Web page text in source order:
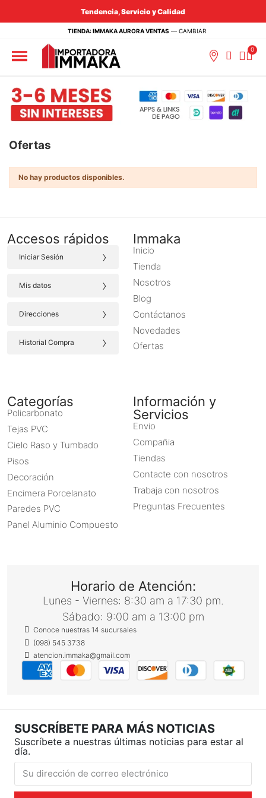
Tendencia, Servicio y Calidad
TIENDA: IMMAKA AURORA VENTAS — CAMBIAR
Ofertas
No hay productos disponibles.
Accesos rápidos
Iniciar Sesión ›
Mis datos ›
Direcciones ›
Historial Compra ›
Immaka
Inicio
Tienda
Nosotros
Blog
Contáctanos
Novedades
Ofertas
Categorías
Policarbonato
Tejas PVC
Cielo Raso y Tumbado
Pisos
Decoración
Encimera Porcelanato
Paredes PVC
Panel Aluminio Compuesto
Información y
Servicios
Envio
Compañia
Tiendas
Contacte con nosotros
Trabaja con nosotros
Preguntas Frecuentes
Horario de Atención:
Lunes - Viernes: 8:30 am a 17:30 pm.
Sábado: 9:00 am a 13:00 pm
Conoce nuestras 14 sucursales
(098) 545 3738
atencion.immaka@gmail.com
SUSCRÍBETE PARA MÁS NOTICIAS
Suscríbete a nuestras últimas noticias para estar al
día.